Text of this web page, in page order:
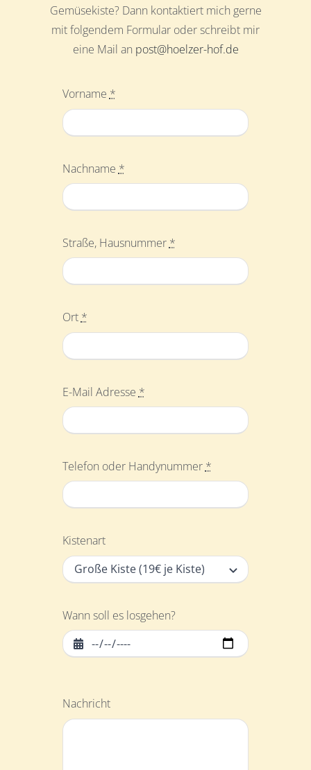
Gemüsekiste? Dann kontaktiert mich gerne
mit folgendem Formular oder schreibt mir
eine Mail an post@hoelzer-hof.de
Vorname *
Nachname *
Straße, Hausnummer *
Ort *
E-Mail Adresse *
Telefon oder Handynummer *
Kistenart
Wann soll es losgehen?
Nachricht